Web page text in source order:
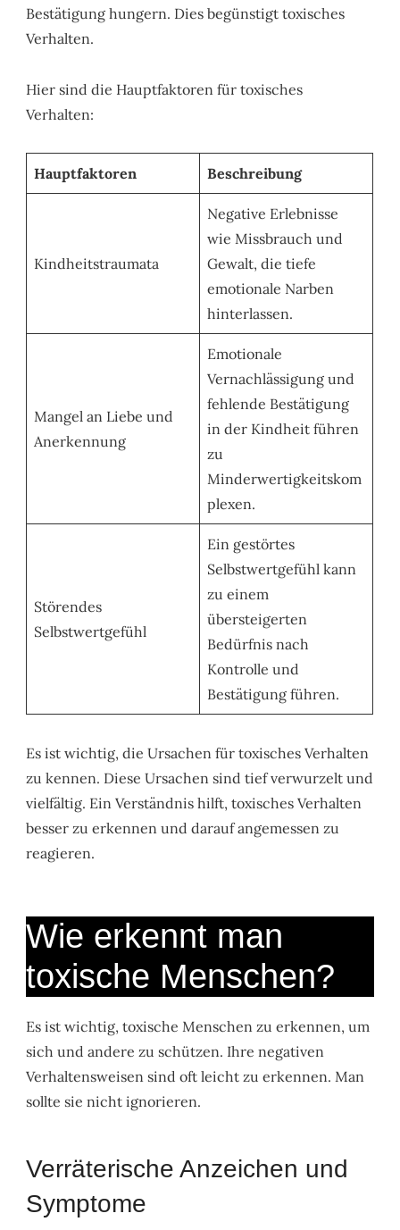
Bestätigung hungern. Dies begünstigt toxisches
Verhalten.
Hier sind die Hauptfaktoren für toxisches
Verhalten:
Hauptfaktoren Beschreibung
Kindheitstraumata
Negative Erlebnisse
wie Missbrauch und
Gewalt, die tiefe
emotionale Narben
hinterlassen.
Mangel an Liebe und
Anerkennung
Emotionale
Vernachlässigung und
fehlende Bestätigung
in der Kindheit führen
zu
Minderwertigkeitskom
plexen.
Störendes
Selbstwertgefühl
Ein gestörtes
Selbstwertgefühl kann
zu einem
übersteigerten
Bedürfnis nach
Kontrolle und
Bestätigung führen.
Es ist wichtig, die Ursachen für toxisches Verhalten
zu kennen. Diese Ursachen sind tief verwurzelt und
vielfältig. Ein Verständnis hilft, toxisches Verhalten
besser zu erkennen und darauf angemessen zu
reagieren.
Wie erkennt man
toxische Menschen?
Es ist wichtig, toxische Menschen zu erkennen, um
sich und andere zu schützen. Ihre negativen
Verhaltensweisen sind oft leicht zu erkennen. Man
sollte sie nicht ignorieren.
Verräterische Anzeichen und
Symptome